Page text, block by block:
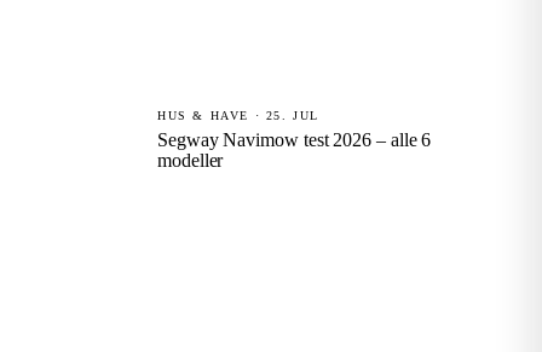
HUS & HAVE · 25. JUL
Segway Navimow test 2026 – alle 6
modeller